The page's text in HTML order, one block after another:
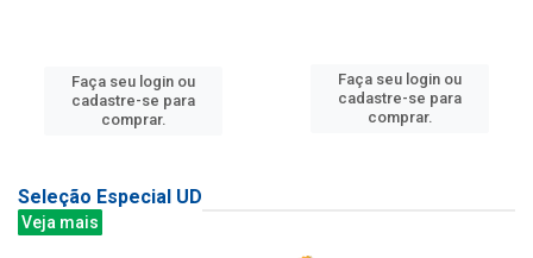
Faça seu login ou
cadastre-se para
comprar.
Faça seu login ou
cadastre-se para
comprar.
Seleção Especial UD
Veja mais